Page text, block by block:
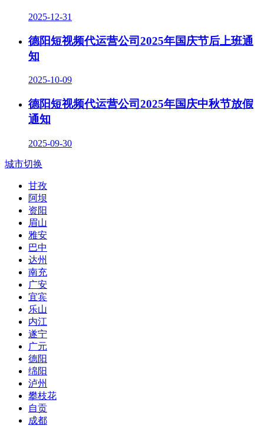
2025-12-31
德阳短视频代运营公司2025年国庆节后上班通
知
2025-10-09
德阳短视频代运营公司2025年国庆中秋节放假
通知
2025-09-30
城市切换
甘孜
阿坝
资阳
眉山
雅安
巴中
达州
南充
广安
宜宾
乐山
内江
遂宁
广元
德阳
绵阳
泸州
攀枝花
自贡
成都